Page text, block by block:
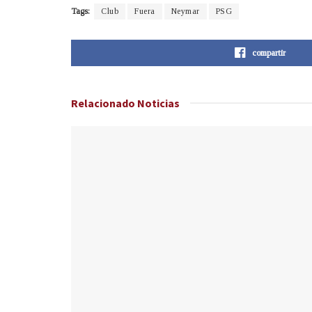
Tags: Club Fuera Neymar PSG
compartir
Relacionado Noticias